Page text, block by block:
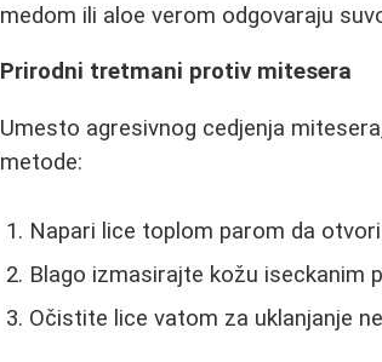
medom ili aloe verom odgovaraju
Prirodni tretmani protiv mitesera
Umesto agresivnog cedjenja
metode:
Napari lice toplom parom da
Blago izmasirajte kožu iseckanim
Očistite lice vatom za uklanjanje